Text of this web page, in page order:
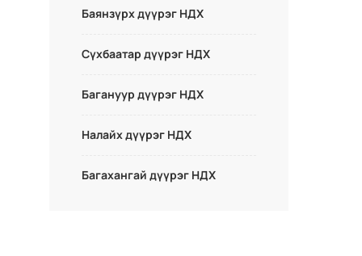
Баянзүрх дүүрэг НДХ
Сүхбаатар дүүрэг НДХ
Багануур дүүрэг НДХ
Налайх дүүрэг НДХ
Багахангай дүүрэг НДХ